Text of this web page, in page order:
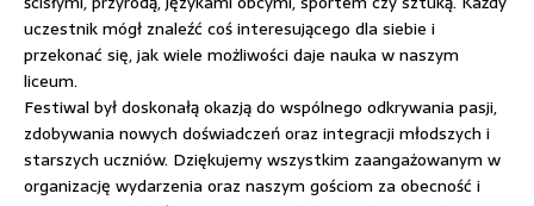
uczestnik mógł znaleźć coś interesującego dla siebie i
przekonać się, jak wiele możliwości daje nauka w naszym
liceum.
Festiwal był doskonałą okazją do wspólnego odkrywania pasji,
zdobywania nowych doświadczeń oraz integracji młodszych i
starszych uczniów. Dziękujemy wszystkim zaangażowanym w
organizację wydarzenia oraz naszym gościom za obecność i